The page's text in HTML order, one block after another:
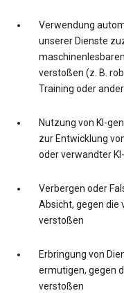
Verwendung
unserer Dienste
verstoßen (z. B.
Training oder
Nutzung von KI-
zur Entwicklung
oder verwandter
Verbergen oder
Absicht, gegen die
verstoßen
Erbringung von
ermutigen, gegen
verstoßen